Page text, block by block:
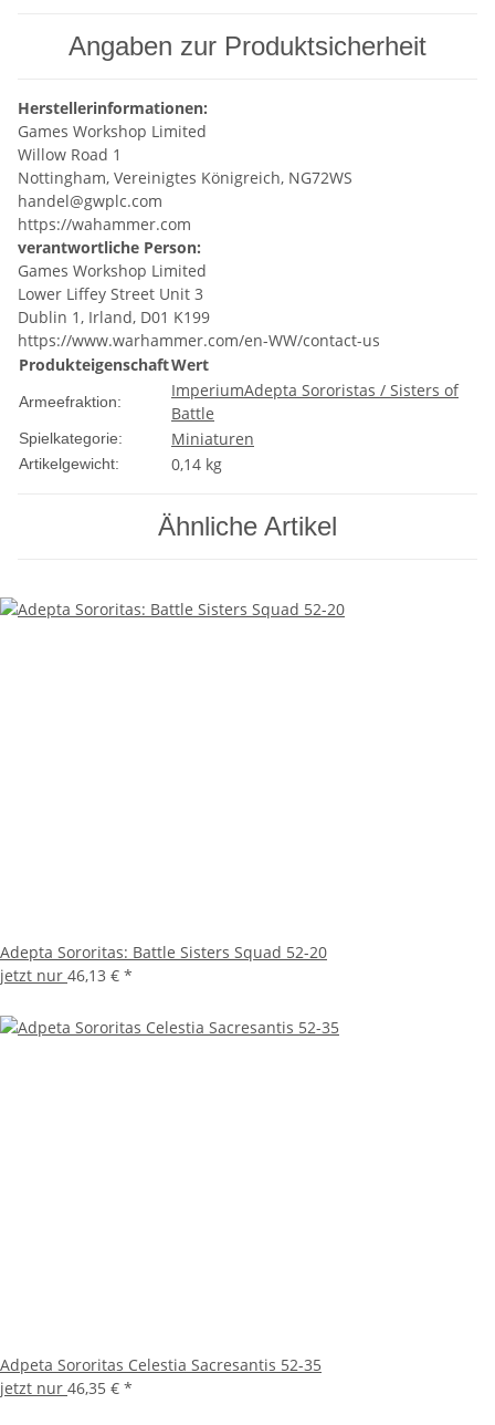
Angaben zur Produktsicherheit
Herstellerinformationen:
Games Workshop Limited
Willow Road 1
Nottingham, Vereinigtes Königreich, NG72WS
handel@gwplc.com
https://wahammer.com
verantwortliche Person:
Games Workshop Limited
Lower Liffey Street Unit 3
Dublin 1, Irland, D01 K199
https://www.warhammer.com/en-WW/contact-us
ProdukteigenschaftWert
Armeefraktion:
ImperiumAdepta Sororistas / Sisters of
Battle
Spielkategorie: Miniaturen
Artikelgewicht: 0,14 kg
Ähnliche Artikel
Adepta Sororitas: Battle Sisters Squad 52-20
jetzt nur 46,13 € *
Adpeta Sororitas Celestia Sacresantis 52-35
jetzt nur 46,35 € *